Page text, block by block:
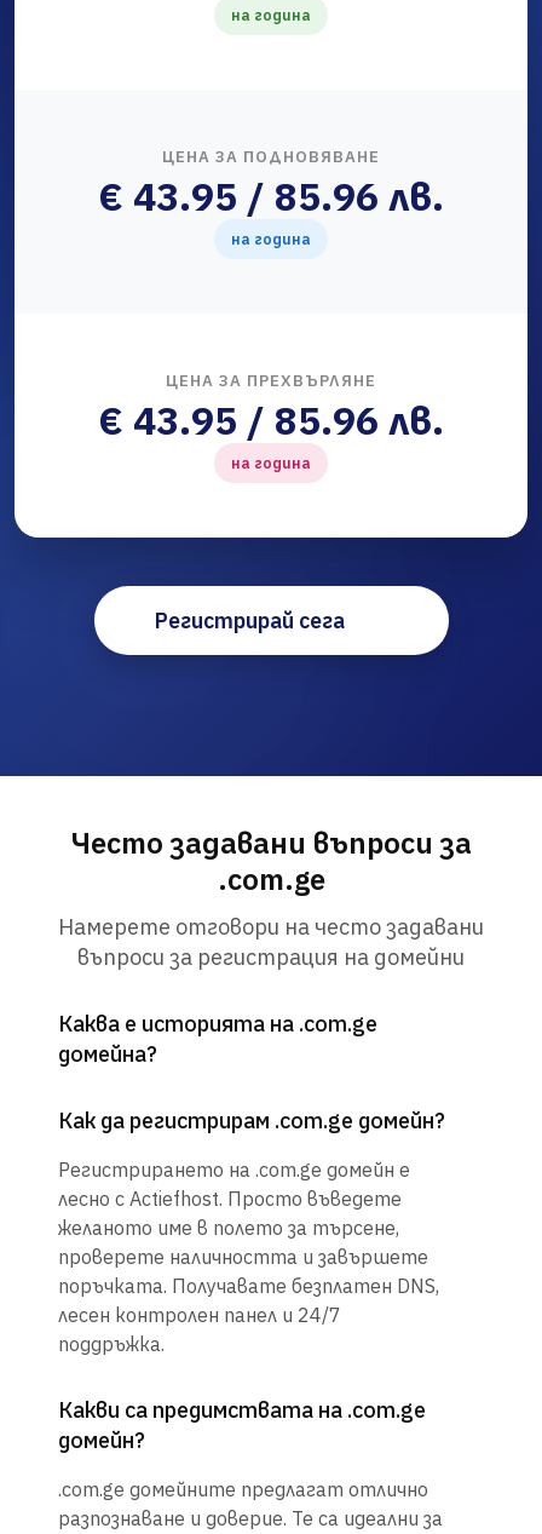
на година
ЦЕНА ЗА ПОДНОВЯВАНЕ
€ 43.95 / 85.96 лв.
на година
ЦЕНА ЗА ПРЕХВЪРЛЯНЕ
€ 43.95 / 85.96 лв.
на година
Регистрирай сега
Често задавани въпроси за
.com.ge
Намерете отговори на често задавани
въпроси за регистрация на домейни
Каква е историята на .com.ge
домейна?
Как да регистрирам .com.ge домейн?
Регистрирането на .com.ge домейн е
лесно с Actiefhost. Просто въведете
желаното име в полето за търсене,
проверете наличността и завършете
поръчката. Получавате безплатен DNS,
лесен контролен панел и 24/7
поддръжка.
Какви са предимствата на .com.ge
домейн?
.com.ge домейните предлагат отлично
разпознаване и доверие. Те са идеални за